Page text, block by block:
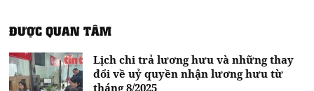
ĐƯỢC QUAN TÂM
Lịch chi trả lương hưu và những thay
đổi về uỷ quyền nhận lương hưu từ
tháng 8/2025